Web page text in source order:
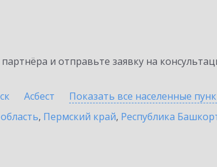
и отправьте заявку на
Асбест Показать все населенные
, Пермский край, Республика